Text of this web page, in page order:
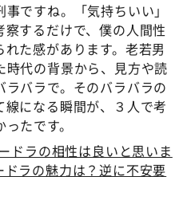
ですね。「気持ちいい」
するだけで、僕の人間性
た感があります。老若男
代の背景から、見方や読
バラで。そのバラバラの
になる瞬間が、３人で考
たです。
ドラの相性は良いと思いま
ラの魅力は？逆に不安要